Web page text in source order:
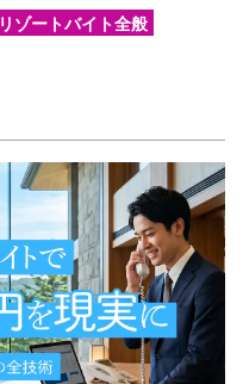
リゾートバイト全般